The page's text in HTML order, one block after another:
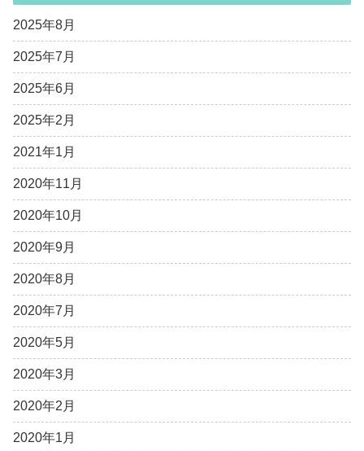
2025年8月
2025年7月
2025年6月
2025年2月
2021年1月
2020年11月
2020年10月
2020年9月
2020年8月
2020年7月
2020年5月
2020年3月
2020年2月
2020年1月